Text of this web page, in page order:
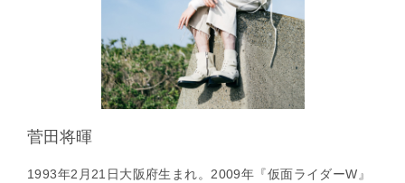
菅田将暉
1993年2月21日大阪府生まれ。2009年『仮面ライダーW』